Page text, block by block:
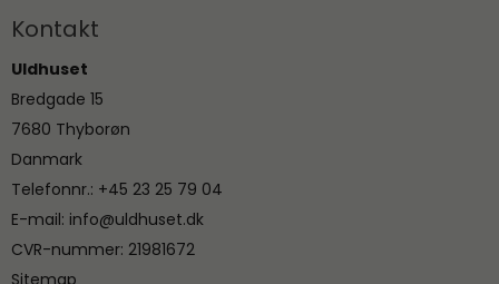
Kontakt
Uldhuset
Bredgade 15
7680 Thyborøn
Danmark
Telefonnr.: +45 23 25 79 04
E-mail: info@uldhuset.dk
CVR-nummer: 21981672